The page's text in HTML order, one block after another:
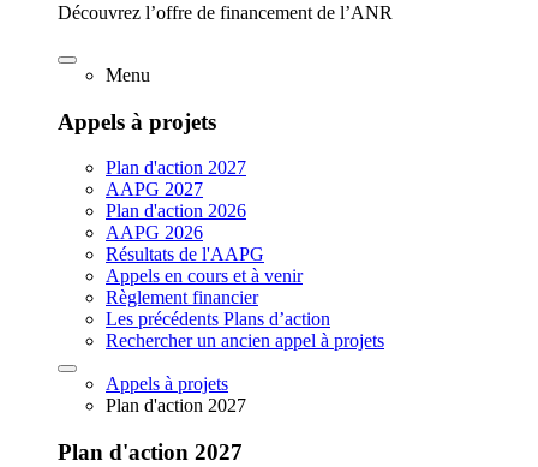
Découvrez l’offre de financement de l’ANR
Menu
Appels à projets
Plan d'action 2027
AAPG 2027
Plan d'action 2026
AAPG 2026
Résultats de l'AAPG
Appels en cours et à venir
Règlement financier
Les précédents Plans d’action
Rechercher un ancien appel à projets
Appels à projets
Plan d'action 2027
Plan d'action 2027